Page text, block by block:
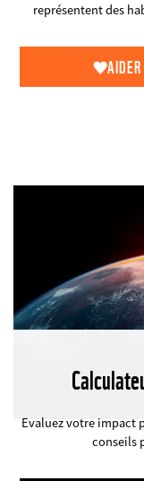
représentent des
Evaluez votre impact
conseils